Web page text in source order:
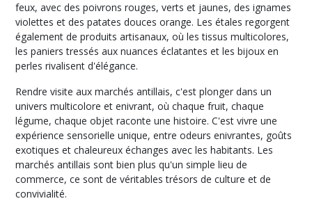
feux, avec des poivrons rouges, verts et jaunes, des ignames
violettes et des patates douces orange. Les étales regorgent
également de produits artisanaux, où les tissus multicolores,
les paniers tressés aux nuances éclatantes et les bijoux en
perles rivalisent d'élégance.
Rendre visite aux marchés antillais, c'est plonger dans un
univers multicolore et enivrant, où chaque fruit, chaque
légume, chaque objet raconte une histoire. C'est vivre une
expérience sensorielle unique, entre odeurs enivrantes, goûts
exotiques et chaleureux échanges avec les habitants. Les
marchés antillais sont bien plus qu'un simple lieu de
commerce, ce sont de véritables trésors de culture et de
convivialité.
Antilles
Yoles
(13)
Pitt
traditions
(6)
Antilles
Cartes
(5)